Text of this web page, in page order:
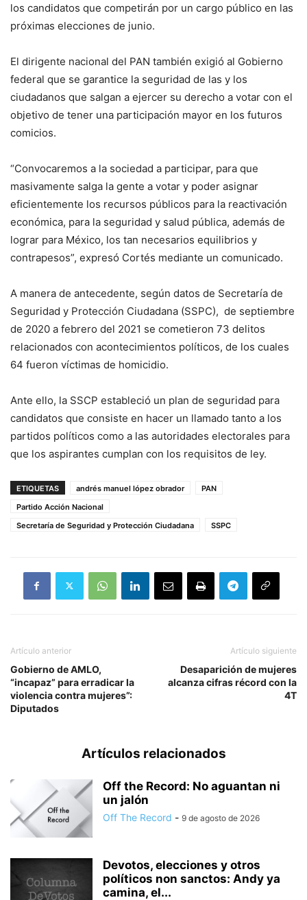
los candidatos que competirán por un cargo público en las
próximas elecciones de junio.
El dirigente nacional del PAN también exigió al Gobierno
federal que se garantice la seguridad de las y los
ciudadanos que salgan a ejercer su derecho a votar con el
objetivo de tener una participación mayor en los futuros
comicios.
“Convocaremos a la sociedad a participar, para que
masivamente salga la gente a votar y poder asignar
eficientemente los recursos públicos para la reactivación
económica, para la seguridad y salud pública, además de
lograr para México, los tan necesarios equilibrios y
contrapesos”, expresó Cortés mediante un comunicado.
A manera de antecedente, según datos de Secretaría de
Seguridad y Protección Ciudadana (SSPC), de septiembre
de 2020 a febrero del 2021 se cometieron 73 delitos
relacionados con acontecimientos políticos, de los cuales
64 fueron víctimas de homicidio.
Ante ello, la SSCP estableció un plan de seguridad para
candidatos que consiste en hacer un llamado tanto a los
partidos políticos como a las autoridades electorales para
que los aspirantes cumplan con los requisitos de ley.
ETIQUETAS andrés manuel lópez obrador
PAN
Partido Acción Nacional
Secretaría de Seguridad y Protección Ciudadana
SSPC
Artículo anterior
Gobierno de AMLO,
“incapaz” para erradicar la
violencia contra mujeres”:
Diputados
Artículo siguiente
Desaparición de mujeres
alcanza cifras récord con la
4T
Artículos relacionados
Off the Record: No aguantan ni
un jalón
Off The Record - 9 de agosto de 2026
Devotos, elecciones y otros
políticos non sanctos: Andy ya
camina, el...